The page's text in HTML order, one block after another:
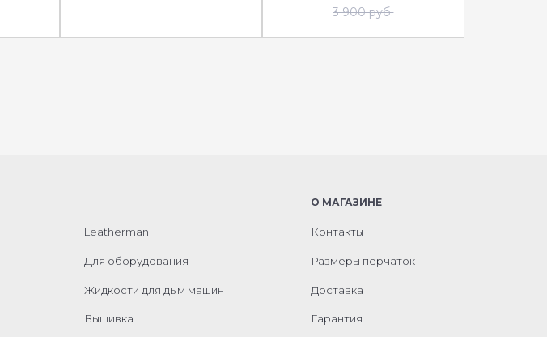
3 900 руб.
Leatherman
Для оборудования
Жидкости для дым машин
Вышивка
О МАГАЗИНЕ
Контакты
Размеры перчаток
Доставка
Гарантия